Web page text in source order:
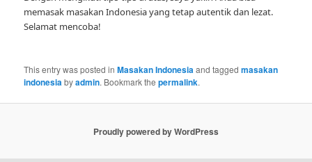
memasak masakan Indonesia yang tetap autentik dan lezat.
Selamat mencoba!
This entry was posted inMasakan Indonesiaand taggedmasakan
indonesiabyadmin. Bookmark thepermalink.
Proudly powered by WordPress